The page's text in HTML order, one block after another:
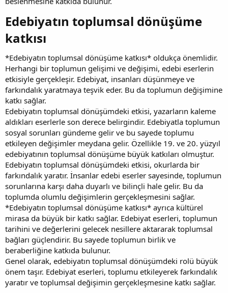
Edebiyatın toplumsal dönüşüme
katkısı​
*Edebiyatın toplumsal dönüşüme katkısı* oldukça önemlidir.
Herhangi bir toplumun gelişimi ve değişimi, edebi eserlerin
etkisiyle gerçekleşir. Edebiyat, insanları düşünmeye ve
farkındalık yaratmaya teşvik eder. Bu da toplumun değişimine
katkı sağlar.
Edebiyatın toplumsal dönüşümdeki etkisi, yazarların kaleme
aldıkları eserlerle son derece belirgindir. Edebiyatla toplumun
sosyal sorunları gündeme gelir ve bu sayede toplumu
etkileyen değişimler meydana gelir. Özellikle 19. ve 20. yüzyıl
edebiyatının toplumsal dönüşüme büyük katkıları olmuştur.
Edebiyatın toplumsal dönüşümdeki etkisi, okurlarda bir
farkındalık yaratır. İnsanlar edebi eserler sayesinde, toplumun
sorunlarına karşı daha duyarlı ve bilinçli hale gelir. Bu da
toplumda olumlu değişimlerin gerçekleşmesini sağlar.
*Edebiyatın toplumsal dönüşüme katkısı* ayrıca kültürel
mirasa da büyük bir katkı sağlar. Edebiyat eserleri, toplumun
tarihini ve değerlerini gelecek nesillere aktararak toplumsal
bağları güçlendirir. Bu sayede toplumun birlik ve
beraberliğine katkıda bulunur.
Genel olarak, edebiyatın toplumsal dönüşümdeki rolü büyük
önem taşır. Edebiyat eserleri, toplumu etkileyerek farkındalık
yaratır ve toplumsal değişimin gerçekleşmesine katkı sağlar.